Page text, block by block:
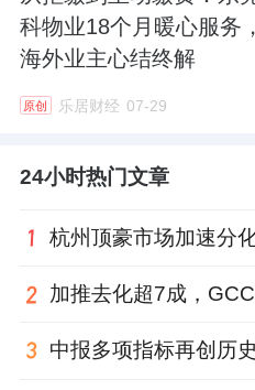
从全生命周期角度，莫
建筑可持续运营的优秀
段，上海徐汇万科
验，带来环境、经济和
在建筑碳排放的重点
介绍了深圳 万科
云城加
实现中央空调自动节
科物业18个月暖心服务
海外业主心结终解
原创 乐居财经 07-29
24小时热门文章